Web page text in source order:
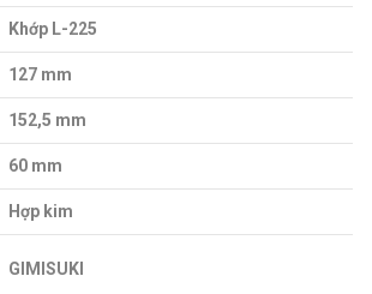
Khớp L-225
127 mm
152,5 mm
60 mm
Hợp kim
GIMISUKI